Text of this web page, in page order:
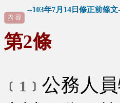
--103年7月14日修正前條文
內 容
第2條
﹝1﹞ 公務人